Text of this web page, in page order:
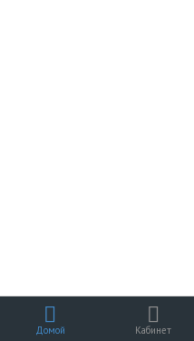
Домой Кабинет